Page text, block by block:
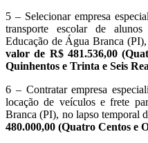
5 – Selecionar empresa
transporte escolar de
Educação de Água Branca
valor de R$ 481.536,00
Quinhentos e Trinta e Seis
6 – Contratar empresa
locação de veículos e frete
Branca (PI), no lapso temporal
480.000,00 (Quatro Centos e